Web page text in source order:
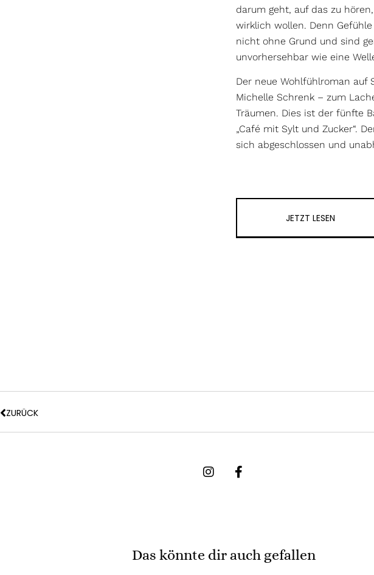
darum geht, auf das zu
wirklich wollen. Denn
nicht ohne Grund und sind
unvorhersehbar wie eine
Der neue Wohlfühlroman auf
Michelle Schrenk – zum
Träumen. Dies ist der fünfte
„Café mit Sylt und Zucker“.
sich abgeschlossen und
JETZT LESEN
ZURÜCK
Das könnte dir auch gefallen